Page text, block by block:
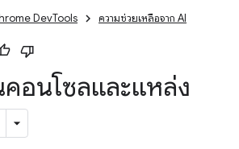
DevTools ความช่วยเหลือจาก AI
คอนโซลและแหล่ง